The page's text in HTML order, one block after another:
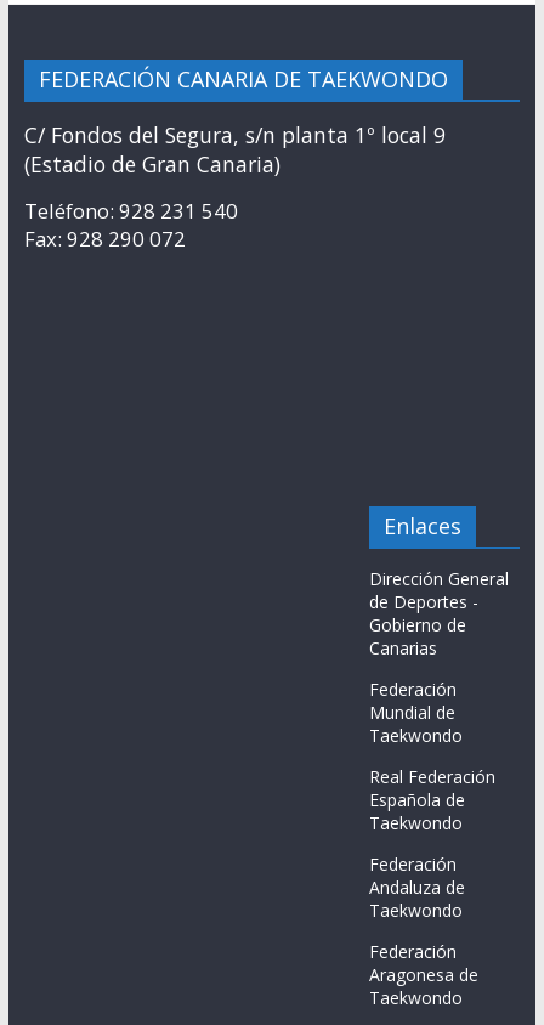
FEDERACIÓN CANARIA DE TAEKWONDO
C/ Fondos del Segura, s/n planta 1º local 9
(Estadio de Gran Canaria)
Teléfono: 928 231 540
Fax: 928 290 072
Enlaces
Dirección General
de Deportes -
Gobierno de
Canarias
Federación
Mundial de
Taekwondo
Real Federación
Española de
Taekwondo
Federación
Andaluza de
Taekwondo
Federación
Aragonesa de
Taekwondo